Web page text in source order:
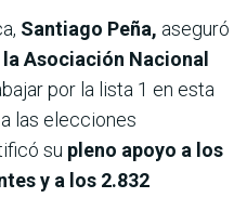
Santiago Peña, aseguró
Asociación Nacional
por la lista 1 en esta
las elecciones
su pleno apoyo a los
y a los 2.832